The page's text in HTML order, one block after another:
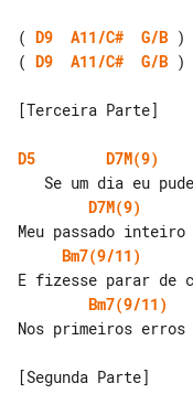
( D9 A11/C# G/B
( D9 A11/C# G/B )
[Terceira Parte]
D5 D7M(9)
D7M(9)
Bm7(9/11)
Bm7(9/11)
Nos primeiros erros
[Segunda Parte]